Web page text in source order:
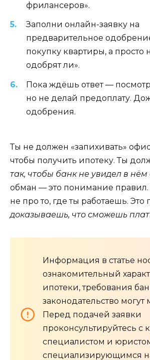
фрилансеров».
Заполни онлайн-заявку на
предварительное
покупку квартиры, а просто
одобрят ли».
Пока ждёшь ответ —
но не делай предоплату.
одобрения.
Ты не должен «запихивать»
чтобы получить ипотеку. Ты
так, чтобы банк не увидел в
обман — это понимание правил.
не про то, где ты работаешь. Это
доказываешь, что сможешь
Информация в статье
ознакомительный
ипотеки, требования
законодательство могут
Перед подачей заявки
проконсультируйтесь с
специалистом и
специализирующимся